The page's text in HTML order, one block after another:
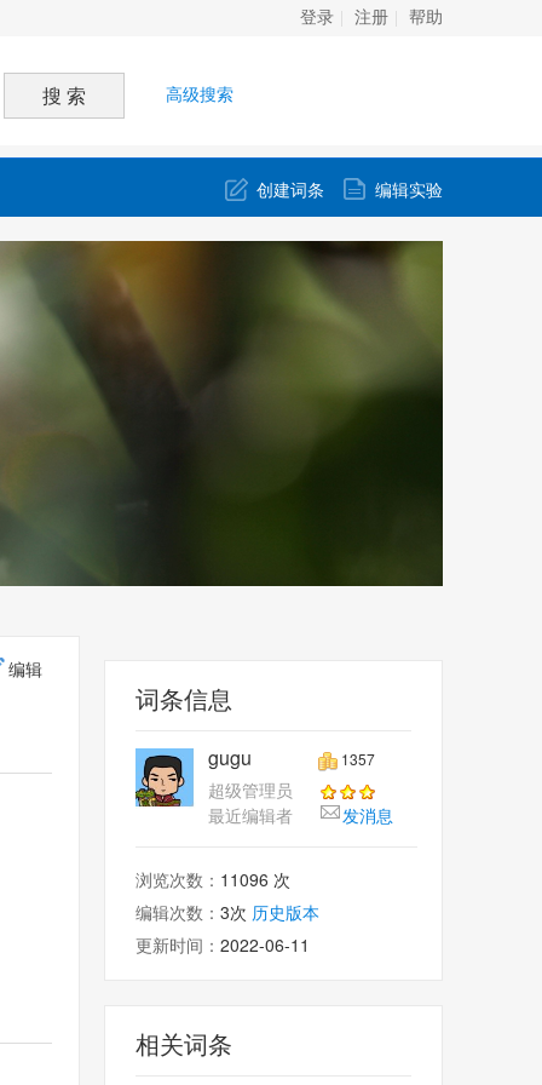
登录 注册 帮助
高级搜索
创建词条 编辑实验
编辑
词条信息
gugu 1357
超级管理员
最近编辑者
发消息
浏览次数： 11096 次
编辑次数： 3次 历史版本
更新时间： 2022-06-11
相关词条